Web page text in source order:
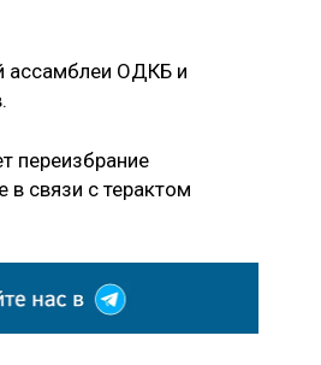
ассамблеи ОДКБ и
переизбрание
связи с терактом